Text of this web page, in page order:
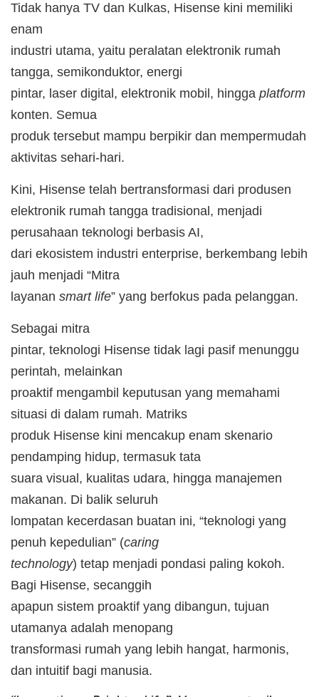
Tidak hanya TV dan Kulkas, Hisense kini memiliki
enam
industri utama, yaitu peralatan elektronik rumah
tangga, semikonduktor, energi
pintar, laser digital, elektronik mobil, hingga platform
konten. Semua
produk tersebut mampu berpikir dan mempermudah
aktivitas sehari-hari.
Kini, Hisense telah bertransformasi dari produsen
elektronik rumah tangga tradisional, menjadi
perusahaan teknologi berbasis AI,
dari ekosistem industri enterprise, berkembang lebih
jauh menjadi “Mitra
layanan smart life” yang berfokus pada pelanggan.
​Sebagai mitra
pintar, teknologi Hisense tidak lagi pasif menunggu
perintah, melainkan
proaktif mengambil keputusan yang memahami
situasi di dalam rumah. Matriks
produk Hisense kini mencakup enam skenario
pendamping hidup, termasuk tata
suara visual, kualitas udara, hingga manajemen
makanan. ​Di balik seluruh
lompatan kecerdasan buatan ini, “teknologi yang
penuh kepedulian” (caring
technology) tetap menjadi pondasi paling kokoh.
Bagi Hisense, secanggih
apapun sistem proaktif yang dibangun, tujuan
utamanya adalah menopang
transformasi rumah yang lebih hangat, harmonis,
dan intuitif bagi manusia.